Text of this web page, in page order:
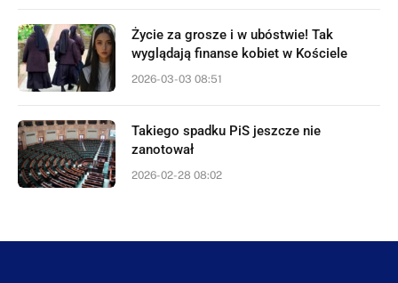
Życie za grosze i w ubóstwie! Tak
wyglądają finanse kobiet w Kościele
2026-03-03 08:51
Takiego spadku PiS jeszcze nie
zanotował
2026-02-28 08:02